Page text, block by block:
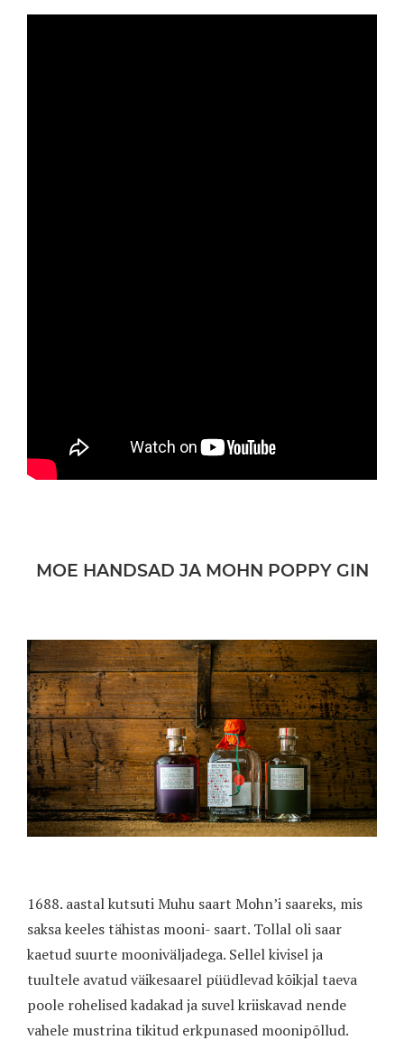
MOE HANDSAD JA MOHN POPPY GIN
1688. aastal kutsuti Muhu saart Mohn’i saareks, mis
saksa keeles tähistas mooni- saart. Tollal oli saar
kaetud suurte mooniväljadega. Sellel kivisel ja
tuultele avatud väikesaarel püüdlevad kõikjal taeva
poole rohelised kadakad ja suvel kriiskavad nende
vahele mustrina tikitud erkpunased moonipõllud.